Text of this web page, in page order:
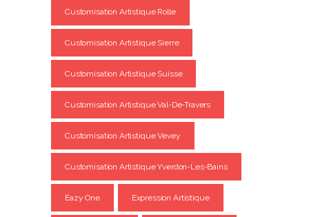
Customisation Artistique Rolle
Customisation Artistique Sierre
Customisation Artistique Suisse
Customisation Artistique Val-De-Travers
Customisation Artistique Vevey
Customisation Artistique Yverdon-Les-Bains
Eazy One Expression Artistique